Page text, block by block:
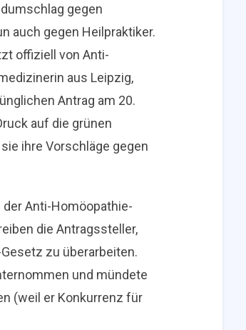
gegen
auch gegen Heilpraktiker.
offiziell von Anti-
aus Leipzig,
Antrag am 20.
auf die grünen
ihre Vorschläge gegen
Anti-Homöopathie-
die Antragssteller,
zu überarbeiten.
und mündete
(weil er Konkurrenz für